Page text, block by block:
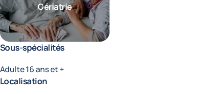
Gériatrie
Sous-spécialités
Adulte 16 ans et +
Localisation